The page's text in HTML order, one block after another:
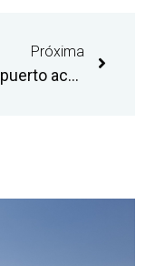
Próxima
El aeropuerto acuerda con instituciones y empresariado turístico un plan conjunto de promoción